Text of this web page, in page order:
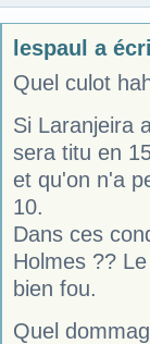
lespaul a
Quel culot
Si Laranjeira
sera titu en
et qu'on n'a
10.
Dans ces
Holmes ??
bien fou.
Quel